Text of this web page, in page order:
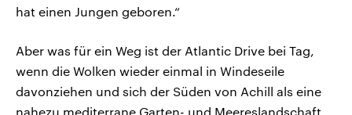
hat einen Jungen geboren.“
Aber was für ein Weg ist der Atlantic Drive bei Tag,
wenn die Wolken wieder einmal in Windeseile
davonziehen und sich der Süden von Achill als eine
nahezu mediterrane Garten- und Meereslandschaft